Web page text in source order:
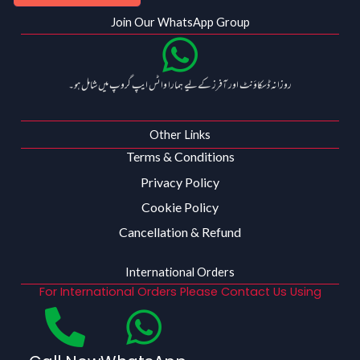
Join Our WhatsApp Group
روزانہ ڈسکاؤنٹ اور آفرز کے لیے ہمارا واٹس ایپ گروپ میں شامل ہو۔
Other Links
Terms & Conditions
Privacy Policy
Cookie Policy
Cancellation & Refund
International Orders
For International Orders Please Contact Us Using